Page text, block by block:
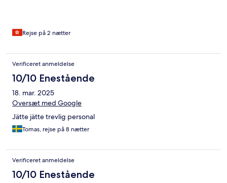
Rejse på 2 nætter
Verificeret anmeldelse
10/10 Enestående
18. mar. 2025
Oversæt med Google
Jätte jätte trevlig personal
Tomas, rejse på 8 nætter
Verificeret anmeldelse
10/10 Enestående